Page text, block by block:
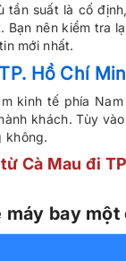
tần suất là cố
Bạn nên kiểm
mới nhất.
Hồ Chí
kinh tế phía
khách. Tùy
không.
Cà Mau đi
máy bay